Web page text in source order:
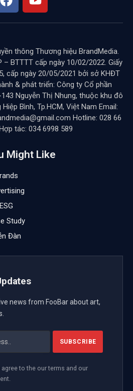
thông Thương hiệu BrandMedia.
– BTTTT cấp ngày 10/02/2022. Giấy
cấp ngày 20/05/2021 bởi sở KHĐT
& phát triển: Công ty Cổ phần
Nguyễn Thị Nhung, thuộc khu đô
Bình, Tp.HCM, Việt Nam Email:
Hotline: 028 66
tác: 034 6998 589
Might Like
ESG
Study
Đàn
news from FooBar about art,
agree to the our terms and our